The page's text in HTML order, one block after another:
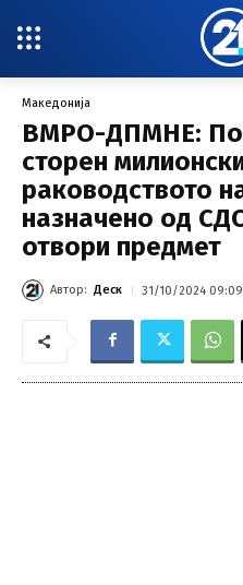
Македонија
ВМРО-ДПМНЕ:
сторен
раководството
назначено од
отвори предмет
Автор: Деск 31/10/2024 09:09